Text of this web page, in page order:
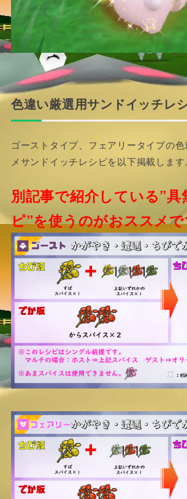
色違い厳選用サンドイッチレ
ゴーストタイプ、フェアリータイプの
メサンドイッチレシピを以下掲載します
別記事で紹介している”
ピ”を使うのがおススメ